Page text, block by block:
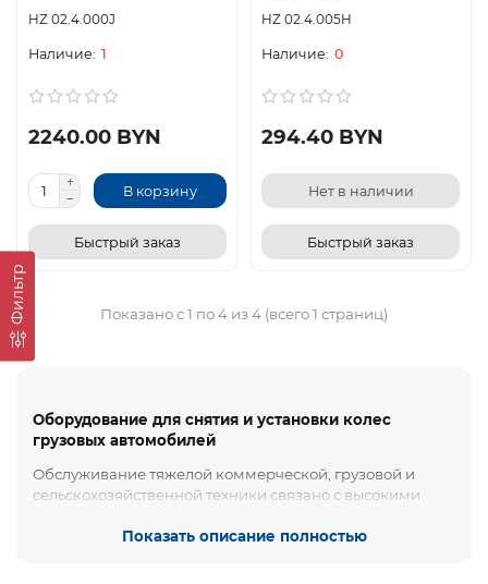
Фильтр
HZ 02.4.000J
1
2240.00 BYN
В корзину
Быстрый заказ
HZ 02.4.005H
0
294.40 BYN
Нет в наличии
Быстрый заказ
Показано с 1 по 4 из 4 (всего 1 страниц)
Оборудование для снятия и установки колес
грузовых автомобилей
Обслуживание тяжелой коммерческой, грузовой и
сельскохозяйственной техники связано с высокими
Вес колеса современного грузовика может превышать
Показать описание полностью